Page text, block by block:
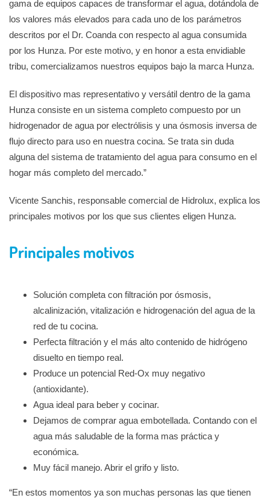
gama de equipos capaces de transformar el agua, dotándola de
los valores más elevados para cada uno de los parámetros
descritos por el Dr. Coanda con respecto al agua consumida
por los Hunza. Por este motivo, y en honor a esta envidiable
tribu, comercializamos nuestros equipos bajo la marca Hunza.
El dispositivo mas representativo y versátil dentro de la gama
Hunza consiste en un sistema completo compuesto por un
hidrogenador de agua por electrólisis y una ósmosis inversa de
flujo directo para uso en nuestra cocina. Se trata sin duda
alguna del sistema de tratamiento del agua para consumo en el
hogar más completo del mercado.”
Vicente Sanchis, responsable comercial de Hidrolux, explica los
principales motivos por los que sus clientes eligen Hunza.
Principales motivos
Solución completa con filtración por ósmosis,
alcalinización, vitalización e hidrogenación del agua de la
red de tu cocina.
Perfecta filtración y el más alto contenido de hidrógeno
disuelto en tiempo real.
Produce un potencial Red-Ox muy negativo
(antioxidante).
Agua ideal para beber y cocinar.
Dejamos de comprar agua embotellada. Contando con el
agua más saludable de la forma mas práctica y
económica.
Muy fácil manejo. Abrir el grifo y listo.
“En estos momentos ya son muchas personas las que tienen